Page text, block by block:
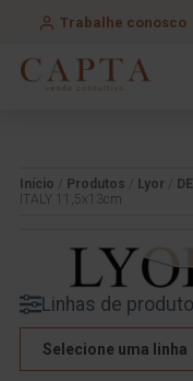
Trabalhe conosco
Início Produtos Lyor
ITALY 11,5x13cm
Linhas de
Selecione uma linha